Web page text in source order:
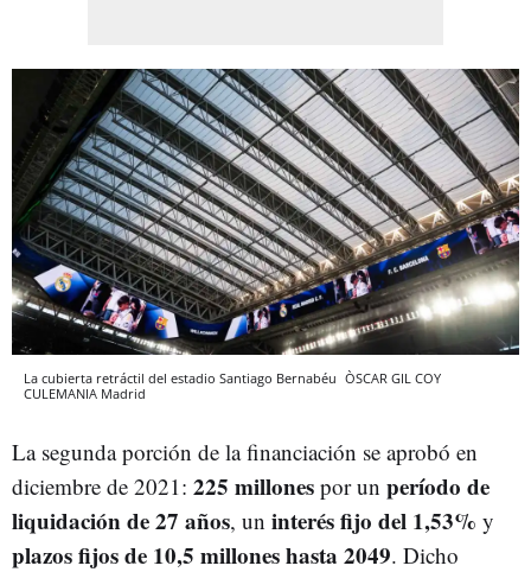
La cubierta retráctil del estadio Santiago Bernabéu ÒSCAR GIL COY
CULEMANIA Madrid
La segunda porción de la financiación se aprobó en
diciembre de 2021: 225 millones por un período de
liquidación de 27 años, un interés fijo del 1,53% y
plazos fijos de 10,5 milloneshasta 2049. Dicho